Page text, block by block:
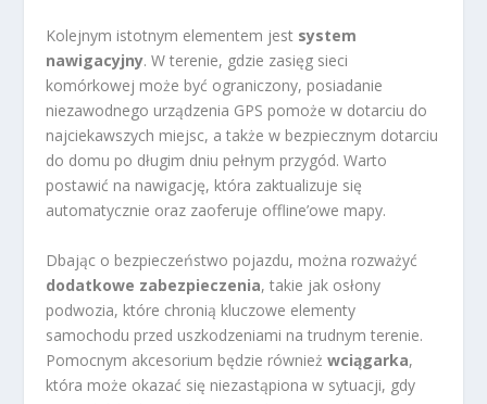
Kolejnym istotnym elementem jest system
nawigacyjny. W terenie, gdzie zasięg sieci
komórkowej może być ograniczony, posiadanie
niezawodnego urządzenia GPS pomoże w dotarciu do
najciekawszych miejsc, a także w bezpiecznym dotarciu
do domu po długim dniu pełnym przygód. Warto
postawić na nawigację, która zaktualizuje się
automatycznie oraz zaoferuje offline’owe mapy.
Dbając o bezpieczeństwo pojazdu, można rozważyć
dodatkowe zabezpieczenia, takie jak osłony
podwozia, które chronią kluczowe elementy
samochodu przed uszkodzeniami na trudnym terenie.
Pomocnym akcesorium będzie równieżwciągarka,
która może okazać się niezastąpiona w sytuacji, gdy